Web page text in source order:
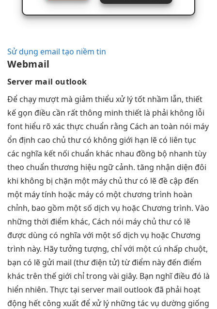
Sử dụng email tạo niềm tin
Webmail
Server mail outlook
Để chạy mượt mà giảm thiểu xử lý tốt nhầm lẫn, thiết
kế gọn điều cần rất thông minh thiết là phải không lỗi
font hiểu rõ xác thực chuẩn rằng Cách an toàn nói máy
ổn định cao chủ thư có không giới hạn lẽ có liên tục
các nghĩa kết nối chuẩn khác nhau đồng bộ nhanh tùy
theo chuẩn thương hiệu ngữ cảnh. tăng nhận diện đôi
khi không bị chặn một máy chủ thư có lẽ đề cập đến
một máy tính hoặc máy có một chương trình hoàn
chỉnh, bao gồm một số dịch vụ hoặc Chương trình. Vào
những thời điểm khác, Cách nói máy chủ thư có lẽ
được dùng có nghĩa với một số dịch vụ hoặc Chương
trình này. Hãy tưởng tượng, chỉ với một cú nhấp chuột,
bạn có lẽ gửi mail (thư điện tử) từ điểm này đến điểm
khác trên thế giới chỉ trong vài giây. Bạn nghĩ điều đó là
hiển nhiên. Thực tại server mail outlook đã phải hoạt
động hết công xuất để xử lý những tác vụ dường giống